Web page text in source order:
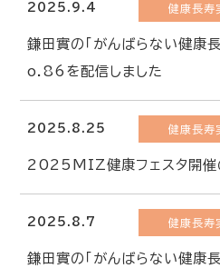
2025.9.4 健康長寿
鎌田實の「がんばらない健康
o.86を配信しました
2025.8.25 健康長寿
2025MIZ健康フェスタ開催
2025.8.7 健康長寿
鎌田實の「がんばらない健康